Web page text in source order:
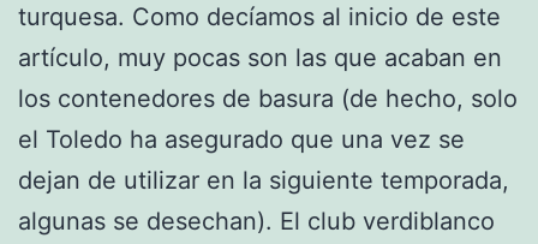
turquesa. Como decíamos al inicio de este
artículo, muy pocas son las que acaban en
los contenedores de basura (de hecho, solo
el Toledo ha asegurado que una vez se
dejan de utilizar en la siguiente temporada,
algunas se desechan). El club verdiblanco